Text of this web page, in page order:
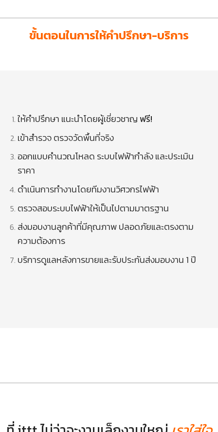
ขั้นตอนในการให้คำปรึกษา-บริการ
ให้คำปรึกษา แนะนำโดยผู้เชี่ยวชาญฟรี!
เข้าสำรวจ ตรวจวัดพื้นที่จริง
ออกแบบคำนวณโหลด ระบบไฟฟ้ากำลัง และประเมิน
ราคา
ดำเนินการทำงานโดยทีมงานวิศวกรไฟฟ้า
ตรวจสอบระบบไฟฟ้าให้เป็นไปตามมาตรฐาน
ส่งมอบงานลูกค้าที่มีคุณภาพ ปลอดภัยและตรงตาม
ความต้องการ
บริการดูแลหลังการขายและรับประกันส่งมอบงาน 1 ปี